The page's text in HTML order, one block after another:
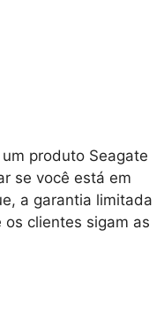
produto Seagate
se você está em
a garantia limitada
clientes sigam as